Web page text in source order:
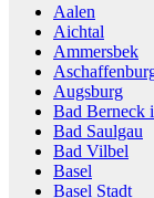
Aalen
Aichtal
Ammersbek
Augsburg
Bad Berneck
Bad Saulgau
Bad Vilbel
Basel
Basel Stadt